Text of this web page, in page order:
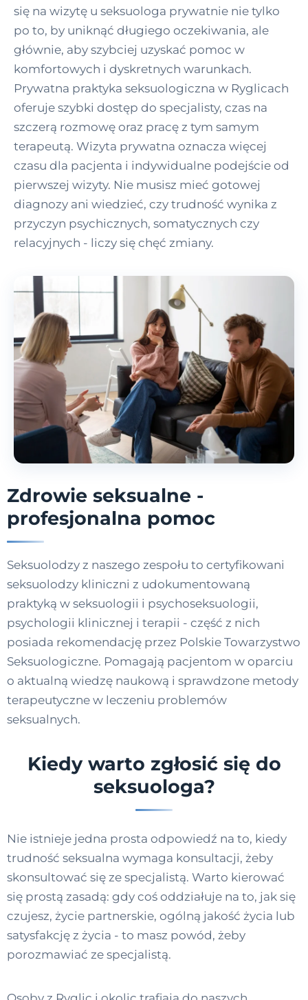
się na wizytę u seksuologa prywatnie nie tylko
po to, by uniknąć długiego oczekiwania, ale
głównie, aby szybciej uzyskać pomoc w
komfortowych i dyskretnych warunkach.
Prywatna praktyka seksuologiczna w Ryglicach
oferuje szybki dostęp do specjalisty, czas na
szczerą rozmowę oraz pracę z tym samym
terapeutą. Wizyta prywatna oznacza więcej
czasu dla pacjenta i indywidualne podejście od
pierwszej wizyty. Nie musisz mieć gotowej
diagnozy ani wiedzieć, czy trudność wynika z
przyczyn psychicznych, somatycznych czy
relacyjnych - liczy się chęć zmiany.
Zdrowie seksualne -
profesjonalna pomoc
Seksuolodzy z naszego zespołu to certyfikowani
seksuolodzy kliniczni z udokumentowaną
praktyką w seksuologii i psychoseksuologii,
psychologii klinicznej i terapii - część z nich
posiada rekomendację przez Polskie Towarzystwo
Seksuologiczne. Pomagają pacjentom w oparciu
o aktualną wiedzę naukową i sprawdzone metody
terapeutyczne w leczeniu problemów
seksualnych.
Kiedy warto zgłosić się do
seksuologa?
Nie istnieje jedna prosta odpowiedź na to, kiedy
trudność seksualna wymaga konsultacji, żeby
skonsultować się ze specjalistą. Warto kierować
się prostą zasadą: gdy coś oddziałuje na to, jak się
czujesz, życie partnerskie, ogólną jakość życia lub
satysfakcję z życia - to masz powód, żeby
porozmawiać ze specjalistą.